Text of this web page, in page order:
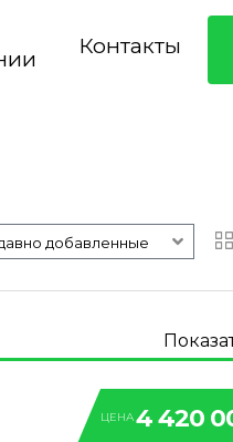
Контакты
добавленные
ЦЕНА4 420